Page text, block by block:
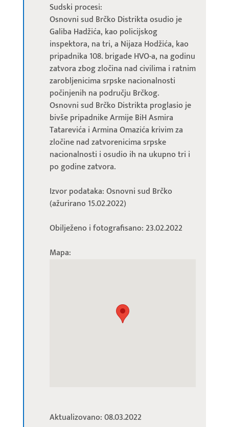
Sudski procesi:
Osnovni sud Brčko Distrikta osudio je
Galiba Hadžića, kao policijskog
inspektora, na tri, a Nijaza Hodžića, kao
pripadnika 108. brigade HVO-a, na godinu
zatvora zbog zločina nad civilima i ratnim
zarobljenicima srpske nacionalnosti
počinjenih na području Brčkog.
Osnovni sud Brčko Distrikta proglasio je
bivše pripadnike Armije BiH Asmira
Tatarevića i Armina Omazića krivim za
zločine nad zatvorenicima srpske
nacionalnosti i osudio ih na ukupno tri i
po godine zatvora.
Izvor podataka: Osnovni sud Brčko
(ažurirano 15.02.2022)
Obilježeno i fotografisano: 23.02.2022
Mapa:
Aktualizovano: 08.03.2022